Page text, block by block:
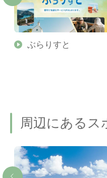
ぶらりすと
周辺にあるス